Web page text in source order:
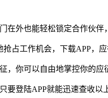
外也能轻松锁定合作伙伴
工作机会，下载APP，应
你可以自由地掌控你的应
登陆APP就能迅速查收以